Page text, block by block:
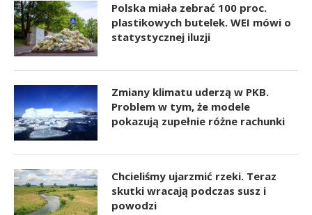
Polska miała zebrać 100 proc.
plastikowych butelek. WEI mówi o
statystycznej iluzji
Zmiany klimatu uderzą w PKB.
Problem w tym, że modele
pokazują zupełnie różne rachunki
Chcieliśmy ujarzmić rzeki. Teraz
skutki wracają podczas susz i
powodzi